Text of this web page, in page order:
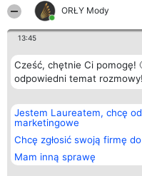
ORŁY Mody
13:45
Cześć, chętnie Ci pomogę!
odpowiedni temat
Jestem Laureatem, chcę
marketingowe
Chcę zgłosić swoją firmę do
Mam inną sprawę
Organizator plebiscytu
Bright Side Solutions sp. z o.
o. sp. k.
ul. Ruska 22
Wrocław 50-079
KRS 0000749100 | Regon
381313360 | NIP 8943132676